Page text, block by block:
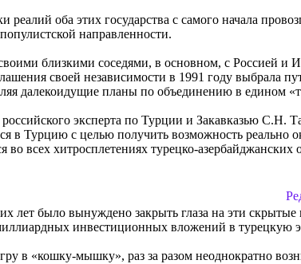
реалий оба этих государства с самого начала
направленности.
близкими соседями, в основном, с Россией и
своей независимости в 1991 году выбрала
далекоидущие планы по объединению в едином
эксперта по Турции и Закавказью С.Н.
в Турцию с целью получить возможность
во всех хитросплетениях турецко-
лет было вынуждено закрыть глаза на эти
инвестиционных вложений в турецкую
в «кошку-мышку», раз за разом неоднократно